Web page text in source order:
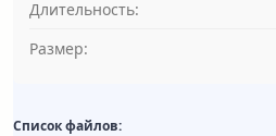
Длительность:
Размер:
Список файлов: